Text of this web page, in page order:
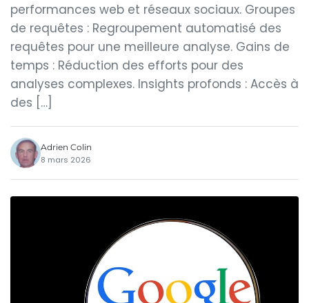
performances web et réseaux sociaux. Groupes
de requêtes : Regroupement automatisé des
requêtes pour une meilleure analyse. Gains de
temps : Réduction des efforts pour des
analyses complexes. Insights profonds : Accès à
des […]
Adrien Colin
8 mars 2026